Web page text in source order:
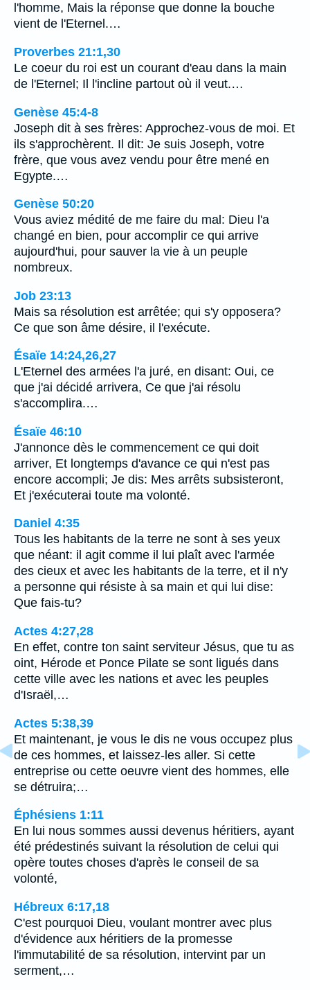
l'homme, Mais la réponse que donne la bouche
vient de l'Eternel.…
Proverbes 21:1,30
Le coeur du roi est un courant d'eau dans la main
de l'Eternel; Il l'incline partout où il veut.…
Genèse 45:4-8
Joseph dit à ses frères: Approchez-vous de moi. Et
ils s'approchèrent. Il dit: Je suis Joseph, votre
frère, que vous avez vendu pour être mené en
Egypte.…
Genèse 50:20
Vous aviez médité de me faire du mal: Dieu l'a
changé en bien, pour accomplir ce qui arrive
aujourd'hui, pour sauver la vie à un peuple
nombreux.
Job 23:13
Mais sa résolution est arrêtée; qui s'y opposera?
Ce que son âme désire, il l'exécute.
Ésaïe 14:24,26,27
L'Eternel des armées l'a juré, en disant: Oui, ce
que j'ai décidé arrivera, Ce que j'ai résolu
s'accomplira.…
Ésaïe 46:10
J'annonce dès le commencement ce qui doit
arriver, Et longtemps d'avance ce qui n'est pas
encore accompli; Je dis: Mes arrêts subsisteront,
Et j'exécuterai toute ma volonté.
Daniel 4:35
Tous les habitants de la terre ne sont à ses yeux
que néant: il agit comme il lui plaît avec l'armée
des cieux et avec les habitants de la terre, et il n'y
a personne qui résiste à sa main et qui lui dise:
Que fais-tu?
Actes 4:27,28
En effet, contre ton saint serviteur Jésus, que tu as
oint, Hérode et Ponce Pilate se sont ligués dans
cette ville avec les nations et avec les peuples
d'Israël,…
Actes 5:38,39
Et maintenant, je vous le dis ne vous occupez plus
de ces hommes, et laissez-les aller. Si cette
entreprise ou cette oeuvre vient des hommes, elle
se détruira;…
Éphésiens 1:11
En lui nous sommes aussi devenus héritiers, ayant
été prédestinés suivant la résolution de celui qui
opère toutes choses d'après le conseil de sa
volonté,
Hébreux 6:17,18
C'est pourquoi Dieu, voulant montrer avec plus
d'évidence aux héritiers de la promesse
l'immutabilité de sa résolution, intervint par un
serment,…